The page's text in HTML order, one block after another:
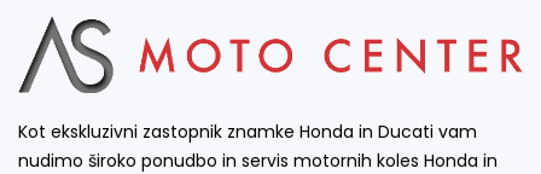
Kot ekskluzivni zastopnik znamke Honda in Ducati vam
nudimo široko ponudbo in servis motornih koles Honda in